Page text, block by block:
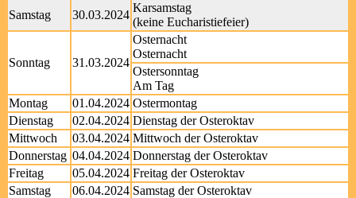
Samstag
30.03.2024
Karsamstag
(keine Eucharistiefeier)
Sonntag 31.03.2024
Osternacht
Osternacht
Ostersonntag
Am Tag
Montag
01.04.2024 Ostermontag
Dienstag
02.04.2024 Dienstag der Osteroktav
Mittwoch
03.04.2024 Mittwoch der Osteroktav
Donnerstag 04.04.2024 Donnerstag der Osteroktav
Freitag
05.04.2024 Freitag der Osteroktav
Samstag
06.04.2024 Samstag der Osteroktav